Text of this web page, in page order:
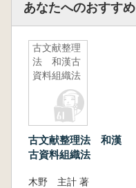
あなたへのおすすめ
古文献整理
法 和漢古
資料組織法
古文献整理法 和漢
古資料組織法
木野 主計 著